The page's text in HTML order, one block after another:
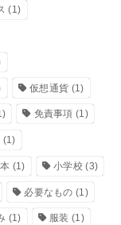
(1)
仮想通貨 (1)
免責事項 (1)
(1)
(1) 小学校 (3)
必要なもの (1)
(1) 服装 (1)